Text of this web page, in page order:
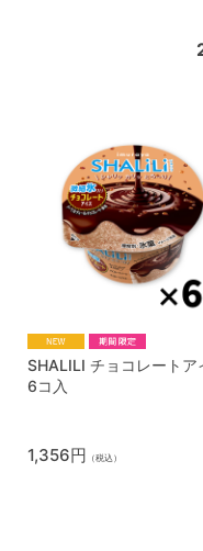
SHALILI チョコレートア
6コ入
1,356円 （税込）